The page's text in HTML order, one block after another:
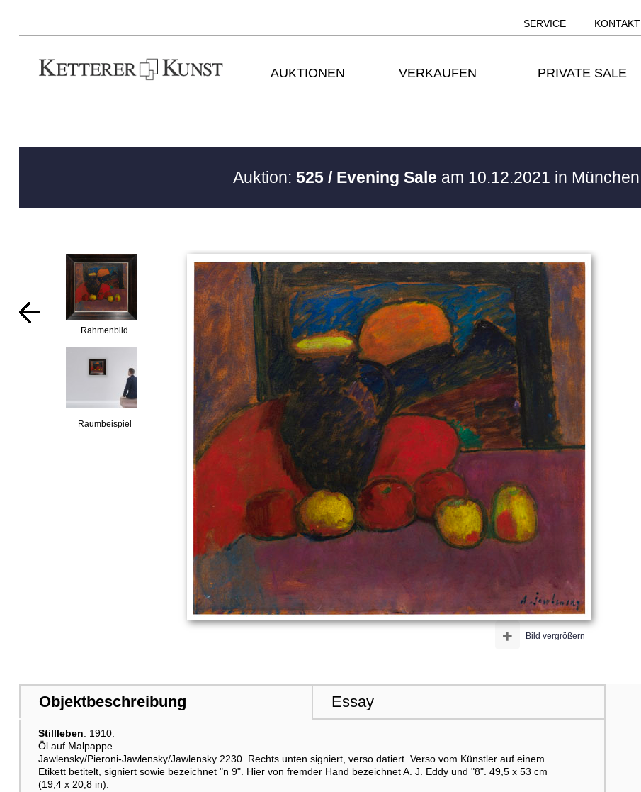
SERVICE KONTAKT
AUKTIONEN VERKAUFEN PRIVATE SALE
Auktion: 525 / Evening Sale am 10.12.2021 in München
Rahmenbild
Raumbeispiel
Bild vergrößern
+
Objektbeschreibung Essay
Stillleben . 1910.
Öl auf Malpappe.
Jawlensky/Pieroni-Jawlensky/Jawlensky 2230. Rechts unten signiert, verso datiert. Verso vom Künstler auf einem
Etikett betitelt, signiert sowie bezeichnet "n 9". Hier von fremder Hand bezeichnet A. J. Eddy und "8". 49,5 x 53 cm
(19,4 x 20,8 in).